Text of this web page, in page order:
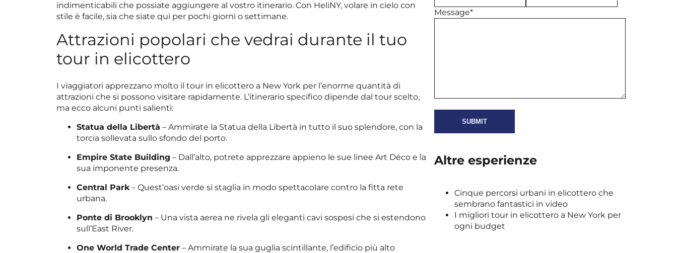
indimenticabili che possiate aggiungere al vostro itinerario. Con HeliNY, volare in cielo con
stile è facile, sia che siate qui per pochi giorni o settimane.
Attrazioni popolari che vedrai durante il tuo
tour in elicottero
I viaggiatori apprezzano molto il tour in elicottero a New York per l’enorme quantità di
attrazioni che si possono visitare rapidamente. L’itinerario specifico dipende dal tour scelto,
ma ecco alcuni punti salienti:
Statua della Libertà – Ammirate la Statua della Libertà in tutto il suo splendore, con la
torcia sollevata sullo sfondo del porto.
Empire State Building – Dall’alto, potrete apprezzare appieno le sue linee Art Déco e la
sua imponente presenza.
Central Park– Quest’oasi verde si staglia in modo spettacolare contro la fitta rete
urbana.
Ponte di Brooklyn – Una vista aerea ne rivela gli eleganti cavi sospesi che si estendono
sull’East River.
One World Trade Center – Ammirate la sua guglia scintillante, l’edificio più alto
Message*
Altre esperienze
Cinque percorsi urbani in elicottero che
sembrano fantastici in video
I migliori tour in elicottero a New York per
ogni budget